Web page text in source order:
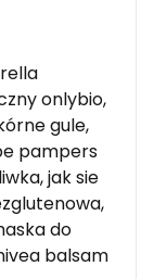
onlybio,
gule,
pampers
jak sie
do
balsam